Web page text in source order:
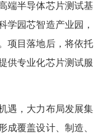
端半导体芯片测试基
学园芯智造产业园，
项目落地后，将依托
供专业化芯片测试服
，大力布局发展集
成覆盖设计、制造、